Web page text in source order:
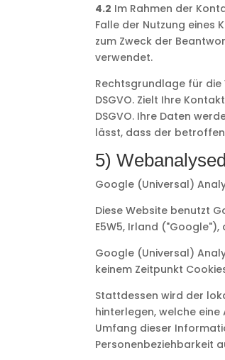
4.2 Im Rahmen der
Falle der Nutzung eines
zum Zweck der
verwendet.
Rechtsgrundlage für die
DSGVO. Zielt Ihre
DSGVO. Ihre Daten
lässt, dass der
5)
Google (Universal)
Diese Website benutzt
E5W5, Irland
Google (Universal)
keinem Zeitpunkt
Stattdessen wird der
hinterlegen, welche
Umfang dieser
Personenbeziehbarkeit